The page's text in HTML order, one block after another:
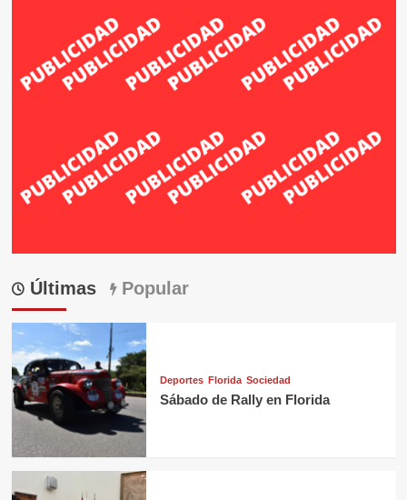
Últimas Popular
Deportes Florida Sociedad
Sábado de Rally en Florida